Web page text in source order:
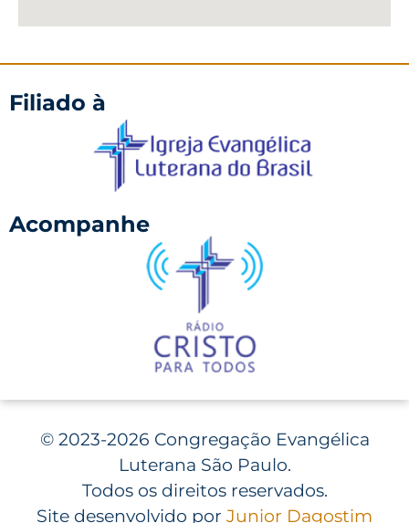
Filiado à
Acompanhe
©2023-2026 Congregação Evangélica
Luterana São Paulo.
Todos os direitos reservados.
Site desenvolvido por Junior Dagostim